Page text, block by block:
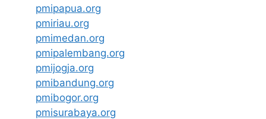
pmipapua.org
pmiriau.org
pmimedan.org
pmipalembang.org
pmijogja.org
pmibandung.org
pmibogor.org
pmisurabaya.org